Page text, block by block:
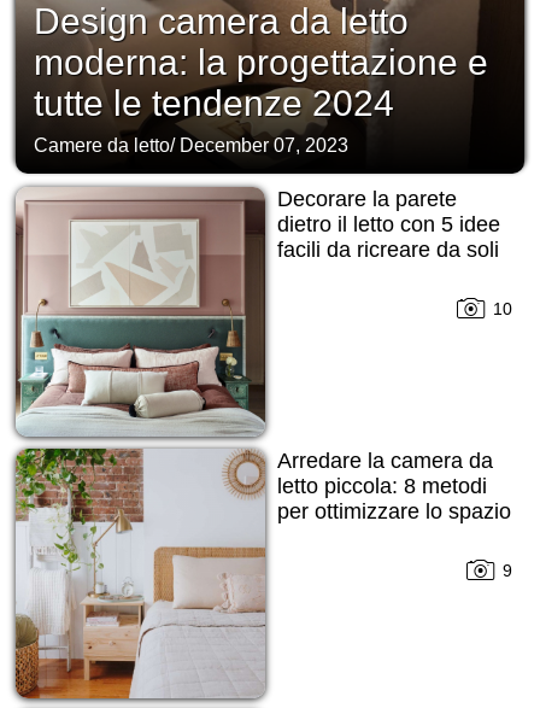
Design camera da letto
moderna: la progettazione e
tutte le tendenze 2024
Camere da letto/ December 07, 2023
Decorare la parete
dietro il letto con 5 idee
facili da ricreare da soli
10
Arredare la camera da
letto piccola: 8 metodi
per ottimizzare lo spazio
9